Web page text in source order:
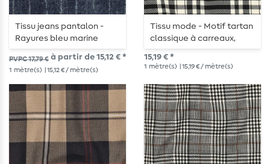
Tissu jeans pantalon -
Rayures bleu marine
PVPC 17,79 € à partir de 15,12 € *
1 mètre(s) | 15,12 € / mètre(s)
Tissu mode - Motif tartan
classique à carreaux,
Ecru et Noir
15,19 € *
1 mètre(s) | 15,19 € / mètre(s)